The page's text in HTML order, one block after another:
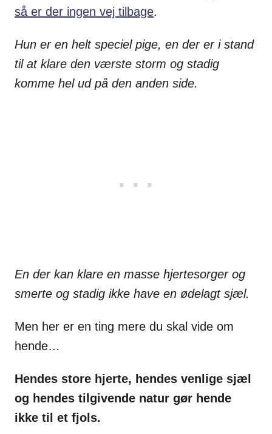
så er der ingen vej tilbage.
Hun er en helt speciel pige, en der er i stand
til at klare den værste storm og stadig
komme hel ud på den anden side.
En der kan klare en masse hjertesorger og
smerte og stadig ikke have en ødelagt sjæl.
Men her er en ting mere du skal vide om
hende…
Hendes store hjerte, hendes venlige sjæl
og hendes tilgivende natur gør hende
ikke til et fjols.